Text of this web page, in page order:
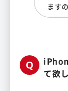
ます
て欲